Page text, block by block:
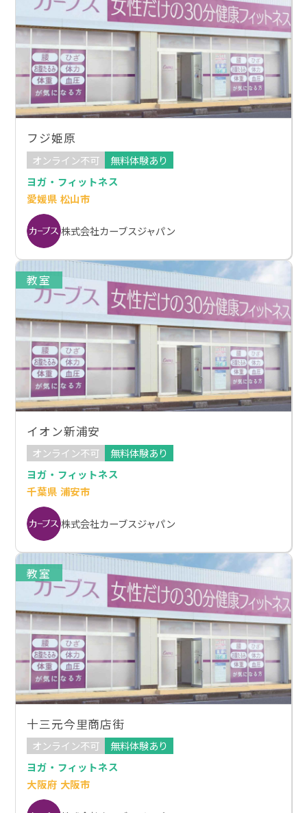
フジ姫原
オンライン不可
無料体験あり
ヨガ・フィットネス
愛媛県 松山市
株式会社カーブスジャパン
教室
イオン新浦安
オンライン不可
無料体験あり
ヨガ・フィットネス
千葉県 浦安市
株式会社カーブスジャパン
教室
十三元今里商店街
オンライン不可
無料体験あり
ヨガ・フィットネス
大阪府 大阪市